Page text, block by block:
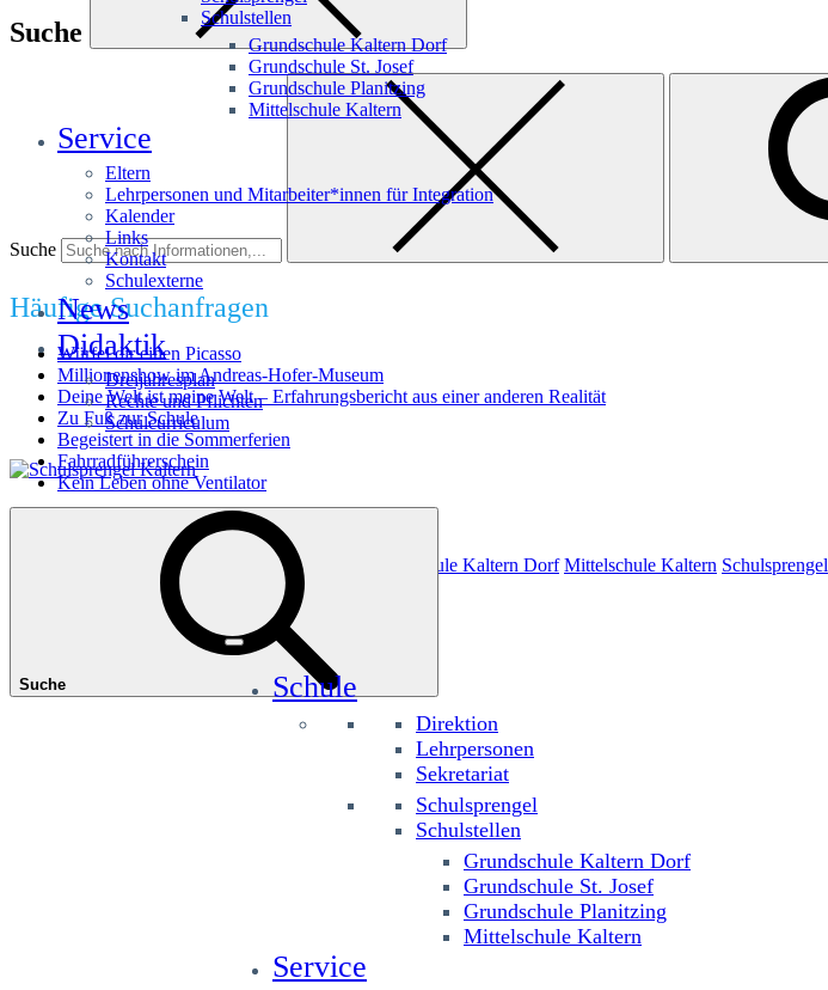
Schulstellen
Grundschule Kaltern Dorf
Grundschule St. Josef
Grundschule Planitzing
Mittelschule Kaltern
Service
Eltern
Lehrpersonen und Mitarbeiter*innen für Integration
Kalender
Links
Kontakt
Schulexterne
News
Didaktik
Dreijahresplan
Rechte und Pflichten
Schulcurriculum
Suche Schule
Direktion
Lehrpersonen
Sekretariat
Schulsprengel
Schulstellen
Grundschule Kaltern Dorf
Grundschule St. Josef
Grundschule Planitzing
Mittelschule Kaltern
Service
Suche
Suche
Häufige Suchanfragen
Würfel dir einen Picasso
Millionenshow im Andreas-Hofer-Museum
Deine Welt ist meine Welt – Erfahrungsbericht aus einer anderen Realität
Zu Fuß zur Schule
Begeistert in die Sommerferien
Fahrradführerschein
Kein Leben ohne Ventilator
Das könnte Sie interessieren
Grundschule Planitzing Grundschule St. Josef Grundschule Kaltern Dorf Mittelschule Kaltern Schulsprengel